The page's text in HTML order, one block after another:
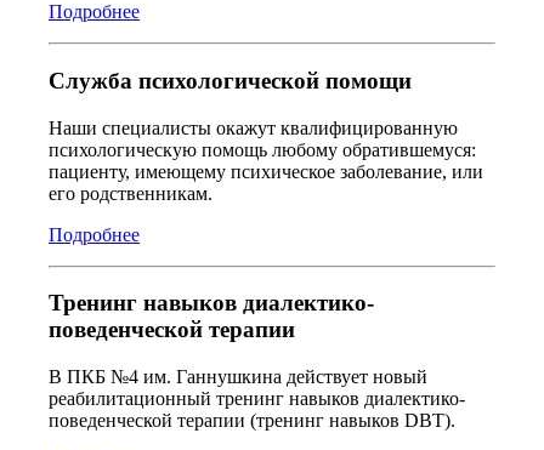
Подробнее
Служба психологической помощи
Наши специалисты окажут квалифицированную
психологическую помощь любому обратившемуся:
пациенту, имеющему психическое заболевание, или
его родственникам.
Подробнее
Тренинг навыков диалектико-
поведенческой терапии
В ПКБ №4 им. Ганнушкина действует новый
реабилитационный тренинг навыков диалектико-
поведенческой терапии (тренинг навыков DBT).